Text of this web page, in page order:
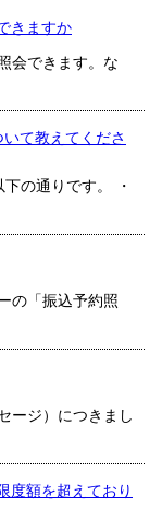
きますか
会できます。な
て教えてくださ
の通りです。 ・
の「振込予約照
ージ）につきまし
度額を超えており